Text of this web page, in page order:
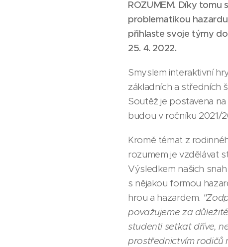
ROZUMEM. Díky
problematikou
přihlaste svoje týmy
25. 4. 2022.
Smyslem interaktivní
základních a středních
Soutěž je postavena
budou v ročníku 2021/
Kromě témat z
rozumem je vzdělávat
Výsledkem našich
s nějakou formou
hrou a hazardem.
považujeme za
studenti setkat dříve,
prostřednictvím rodičů